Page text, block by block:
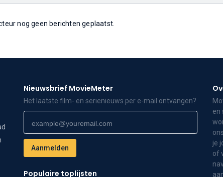
nog geen berichten geplaatst.
Nieuwsbrief MovieMeter
Het laatste film- en serienieuws per e-mail ontvangen?
Populaire toplijsten
en
je
of